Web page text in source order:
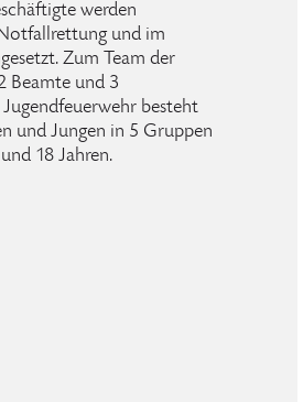
werden
und im
Zum Team der
Beamte und 3
besteht
und Jungen in 5 Gruppen
18 Jahren.